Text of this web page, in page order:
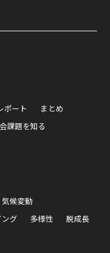
ポート
まとめ
課題を知る
気候変動
ング 多様性 脱成長